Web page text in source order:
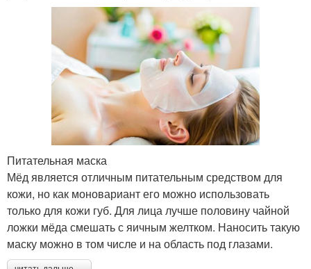
Питательная маска
Мёд является отличным питательным средством для
кожи, но как моновариант его можно использовать
только для кожи губ. Для лица лучше половину чайной
ложки мёда смешать с яичным желтком. Наносить такую
маску можно в том числе и на область под глазами.